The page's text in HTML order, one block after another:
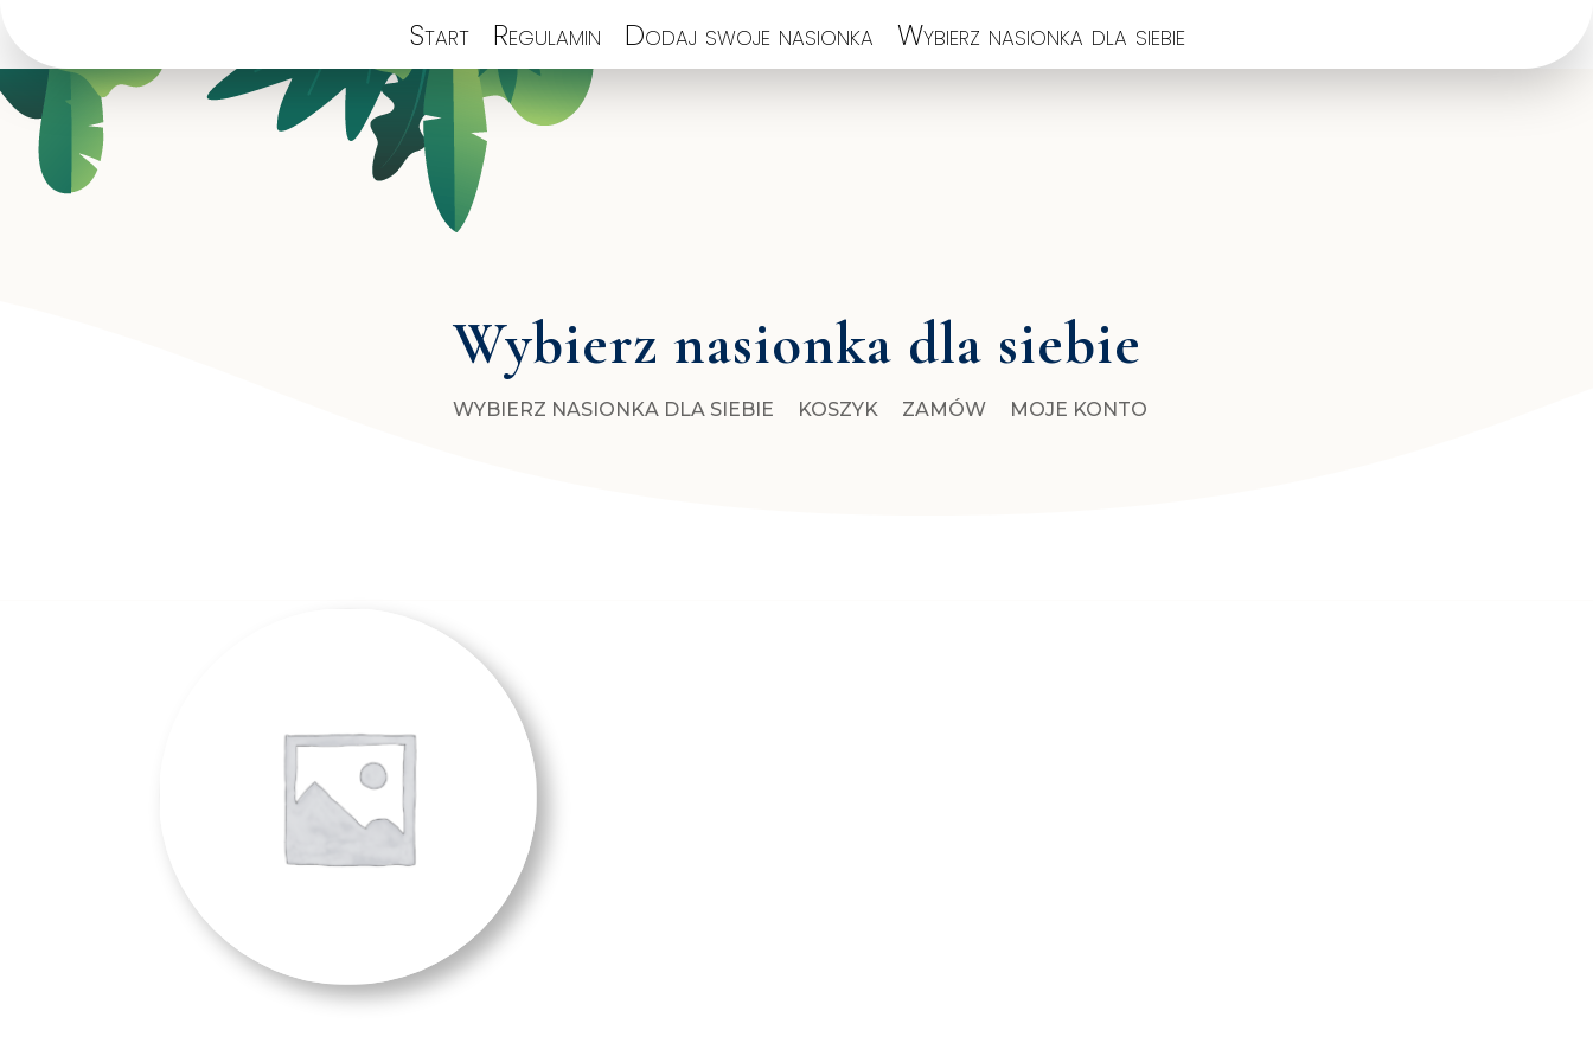
Start Regulamin Dodaj swoje nasionka Wybierz nasionka dla siebie
Wybierz nasionka dla siebie
WYBIERZ NASIONKA DLA SIEBIE KOSZYK ZAMÓW MOJE KONTO